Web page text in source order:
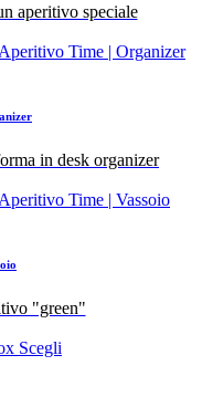
aperitivo speciale
in desk organizer
"green"
Scegli